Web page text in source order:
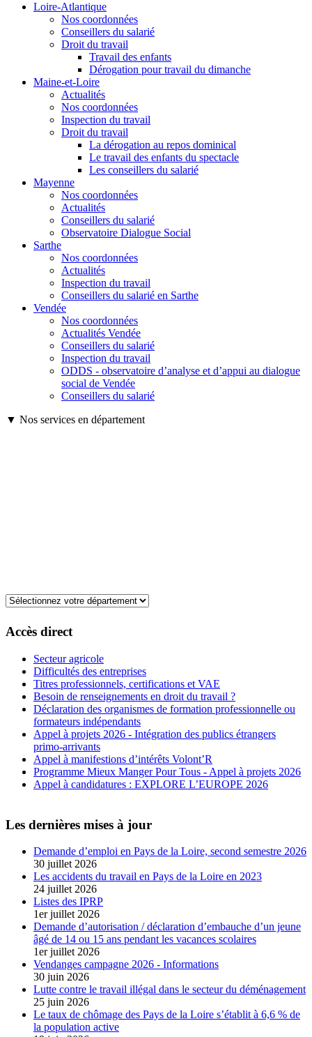
Loire-Atlantique
Nos coordonnées
Conseillers du salarié
Droit du travail
Travail des enfants
Dérogation pour travail du dimanche
Maine-et-Loire
Actualités
Nos coordonnées
Inspection du travail
Droit du travail
La dérogation au repos dominical
Le travail des enfants du spectacle
Les conseillers du salarié
Mayenne
Nos coordonnées
Actualités
Conseillers du salarié
Observatoire Dialogue Social
Sarthe
Nos coordonnées
Actualités
Inspection du travail
Conseillers du salarié en Sarthe
Vendée
Nos coordonnées
Actualités Vendée
Conseillers du salarié
Inspection du travail
ODDS - observatoire d’analyse et d’appui au dialogue
social de Vendée
Conseillers du salarié
▼ Nos services en département
Accès direct
Secteur agricole
Difficultés des entreprises
Titres professionnels, certifications et VAE
Besoin de renseignements en droit du travail ?
Déclaration des organismes de formation professionnelle ou
formateurs indépendants
Appel à projets 2026 - Intégration des publics étrangers
primo-arrivants
Appel à manifestions d’intérêts Volont’R
Programme Mieux Manger Pour Tous - Appel à projets 2026
Appel à candidatures : EXPLORE L’EUROPE 2026
Les dernières mises à jour
Demande d’emploi en Pays de la Loire, second semestre 2026
30 juillet 2026
Les accidents du travail en Pays de la Loire en 2023
24 juillet 2026
Listes des IPRP
1er juillet 2026
Demande d’autorisation / déclaration d’embauche d’un jeune
âgé de 14 ou 15 ans pendant les vacances scolaires
1er juillet 2026
Vendanges campagne 2026 - Informations
30 juin 2026
Lutte contre le travail illégal dans le secteur du déménagement
25 juin 2026
Le taux de chômage des Pays de la Loire s’établit à 6,6 % de
la population active